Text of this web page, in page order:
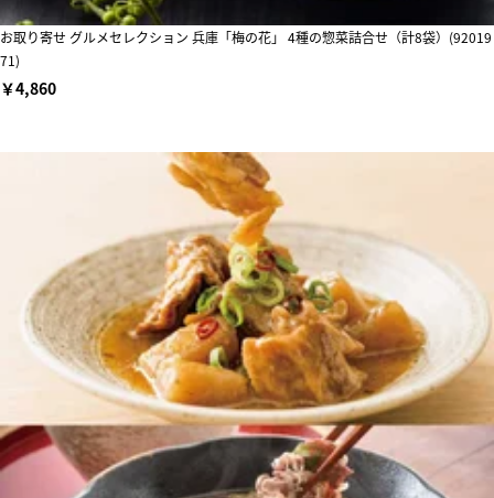
お取り寄せ グルメセレクション 兵庫「梅の花」 4種の惣菜詰合せ（計8袋）(92019
71)
￥4,860